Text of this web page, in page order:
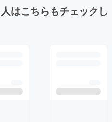
はこちらもチェックし